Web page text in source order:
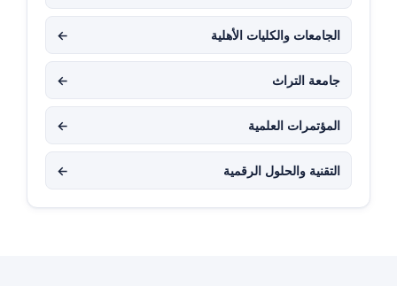
الجامعات والكليات الأهلية ←
جامعة التراث ←
المؤتمرات العلمية ←
التقنية والحلول الرقمية ←